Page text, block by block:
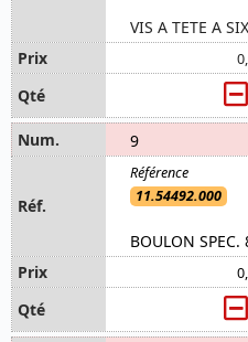
VIS A TETE A
9
11.54492.000
BOULON